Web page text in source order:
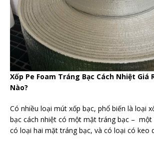
Xốp Pe Foam Tráng Bạc Cách Nhiệt Giá
Nào?
Có nhiều loại mút xốp bạc, phổ biến là loại
bạc cách nhiệt có một mặt tráng bạc – một
có loại hai mặt tráng bạc, và có loại có keo